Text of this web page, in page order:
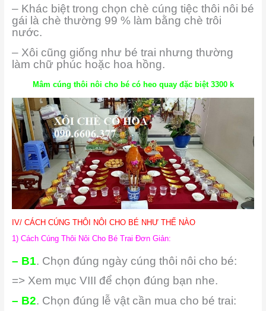
– Khác biệt trong chọn chè cúng tiệc thôi nôi bé
gái là chè thường 99 % làm bằng chè trôi
nước.
– Xôi cũng giống như bé trai nhưng thường
làm chữ phúc hoặc hoa hồng.
Mâm cúng thôi nôi cho bé có heo quay đặc biệt 3300 k
IV/ CÁCH CÚNG THÔI NÔI CHO BÉ NHƯ THẾ NÀO
1) Cách Cúng Thôi Nôi Cho Bé Trai Đơn Giản:
– B1. Chọn đúng ngày cúng thôi nôi cho bé:
=> Xem mục VIII để chọn đúng bạn nhe.
– B2. Chọn đúng lễ vật cần mua cho bé trai: